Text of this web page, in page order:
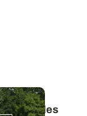
les